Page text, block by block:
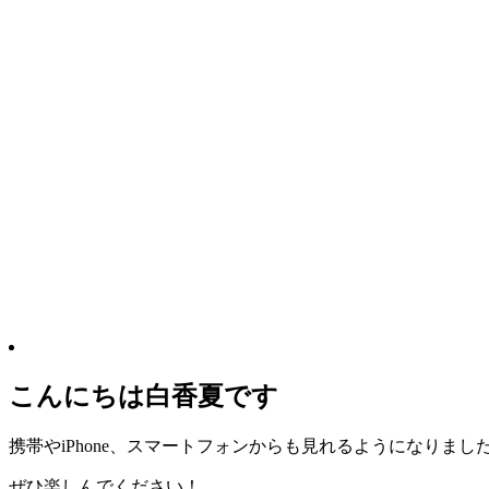
こんにちは白香夏です
携帯やiPhone、スマートフォンからも見れるようになりまし